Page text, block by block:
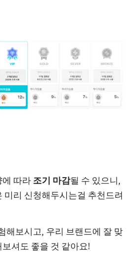
에 따라 조기 마감될 수 있으니,
미리 신청해두시는걸 추천드려
해보시고, 우리 브랜드에 잘 맞
셔도 좋을 것 같아요!